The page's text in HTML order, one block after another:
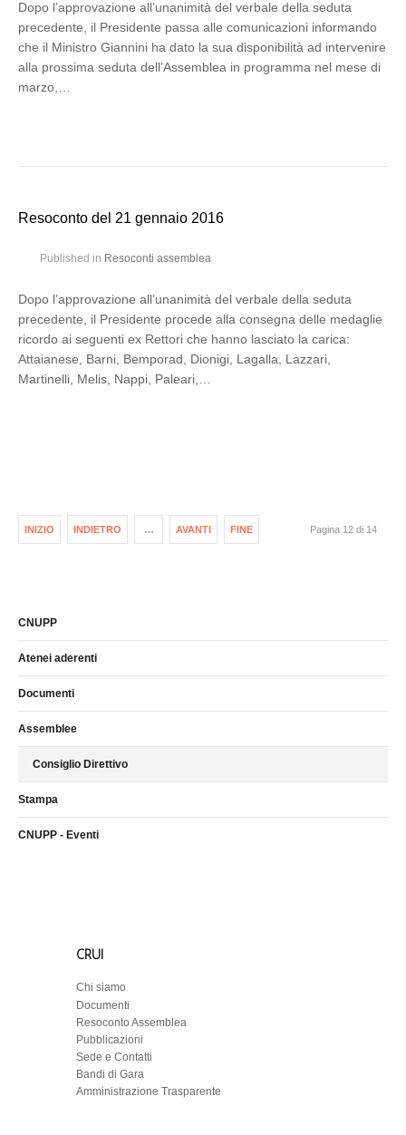
Dopo l’approvazione all’unanimità del verbale della seduta
precedente, il Presidente passa alle comunicazioni informando
che il Ministro Giannini ha dato la sua disponibilità ad intervenire
alla prossima seduta dell’Assemblea in programma nel mese di
marzo,…
Resoconto del 21 gennaio 2016
Published in Resoconti assemblea
Dopo l’approvazione all’unanimità del verbale della seduta
precedente, il Presidente procede alla consegna delle medaglie
ricordo ai seguenti ex Rettori che hanno lasciato la carica:
Attaianese, Barni, Bemporad, Dionigi, Lagalla, Lazzari,
Martinelli, Melis, Nappi, Paleari,…
INIZIO INDIETRO … AVANTI FINE Pagina 12 di 14
CNUPP
Atenei aderenti
Documenti
Assemblee
Consiglio Direttivo
Stampa
CNUPP - Eventi
CRUI
Chi siamo
Documenti
Resoconto Assemblea
Pubblicazioni
Sede e Contatti
Bandi di Gara
Amministrazione Trasparente